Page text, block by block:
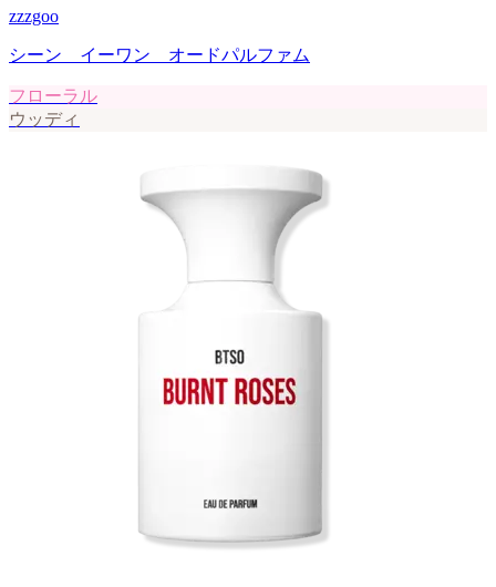
zzzgoo
シーン イーワン オードパルファム
フローラル
ウッディ